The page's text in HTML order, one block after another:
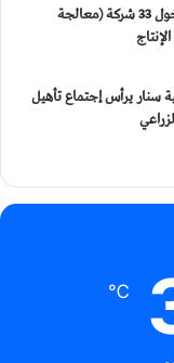
الموارد المعدنية تعلن عن دخول 33 شركة (معالجة
سنار يرأس إجتماع تأهيل
℃